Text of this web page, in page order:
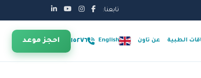
تابعنا:
الطبية عن تاون English ١٥٢٧٦ احجز موعد